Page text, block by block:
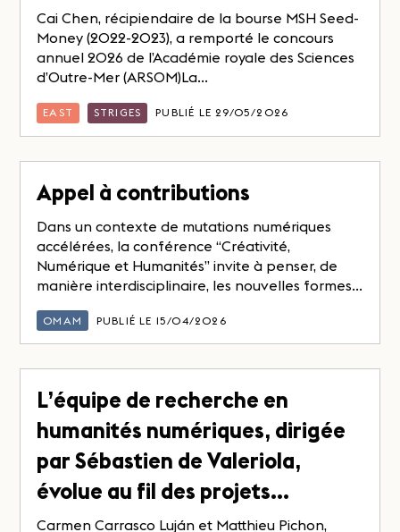
Cai Chen, récipiendaire de la bourse MSH Seed-
Money (2022-2023), a remporté le concours
annuel 2026 de l’Académie royale des Sciences
d’Outre-Mer (ARSOM)La...
EAST STRIGES PUBLIÉ LE 29/05/2026
Appel à contributions
Dans un contexte de mutations numériques
accélérées, la conférence “Créativité,
Numérique et Humanités” invite à penser, de
manière interdisciplinaire, les nouvelles formes...
OMAM PUBLIÉ LE 15/04/2026
L’équipe de recherche en
humanités numériques, dirigée
par Sébastien de Valeriola,
évolue au fil des projets…
Carmen Carrasco Luján et Matthieu Pichon,